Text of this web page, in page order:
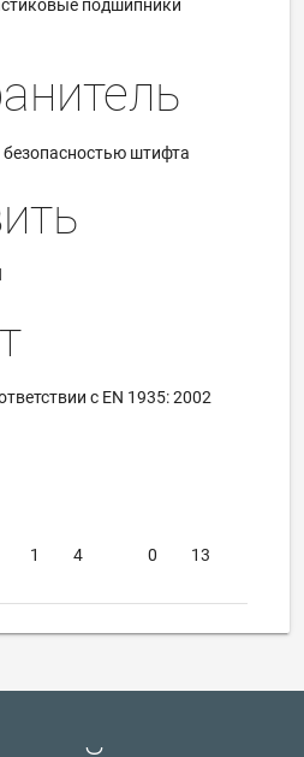
подшипники
безопасностью штифта
с EN 1935: 2002
1 4 0 13